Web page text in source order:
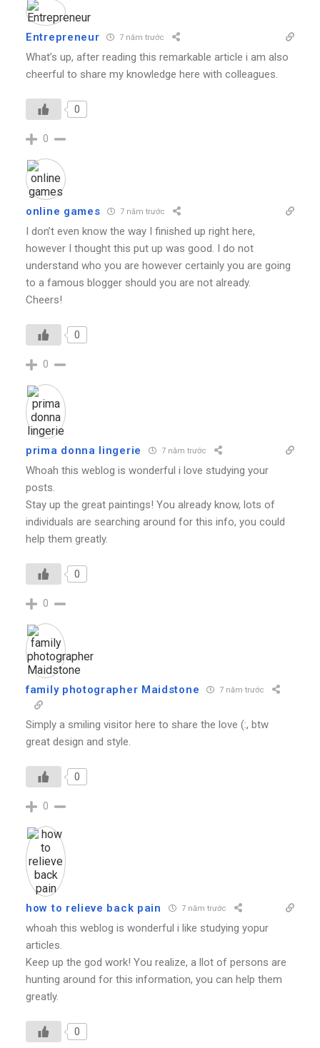
Entrepreneur 7 năm trước
What’s up, after reading this remarkable article i am also
cheerful to share my knowledge here with colleagues.
0
0
online games 7 năm trước
I don’t even know the way I finished up right here,
however I thought this put up was good. I do not
understand who you are however certainly you are going
to a famous blogger should you are not already.
Cheers!
0
0
prima donna lingerie 7 năm trước
Whoah this weblog is wonderful i love studying your
posts.
Stay up the great paintings! You already know, lots of
individuals are searching around for this info, you could
help them greatly.
0
0
family photographer Maidstone 7 năm trước
Simply a smiling visitor here to share the love (:, btw
great design and style.
0
0
how to relieve back pain 7 năm trước
whoah this weblog is wonderful i like studying yopur
articles.
Keep up the god work! You realize, a llot of persons are
hunting around for this information, you can help them
greatly.
0